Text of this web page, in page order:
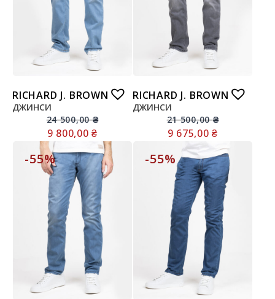
RICHARD J. BROWN
ДЖИНСИ
24 500,00₴
9 800,00₴
RICHARD J. BROWN
ДЖИНСИ
21 500,00₴
9 675,00₴
-55% -55%